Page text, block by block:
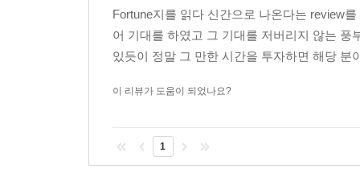
Fortune지를 읽다 신간으로 나온다는 review
어 기대를 하였고 그 기대를 저버리지 않는
있듯이 정말 그 만한 시간을 투자하면 해당
이 리뷰가 도움이 되었나요?
1